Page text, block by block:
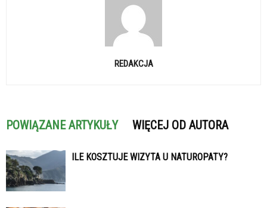
REDAKCJA
POWIĄZANE ARTYKUŁY WIĘCEJ OD AUTORA
ILE KOSZTUJE WIZYTA U NATUROPATY?